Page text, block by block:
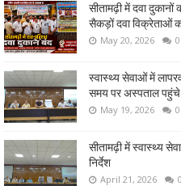
सीतामढ़ी में दवा
सैकड़ों दवा विक्रेताओं
May 20, 2026 0
स्वास्थ्य सेवाओं में
समय पर अस्पताल पहुंचे
May 19, 2026 0
सीतामढ़ी में स्वास्थ्य
निर्देश
April 21, 2026 0